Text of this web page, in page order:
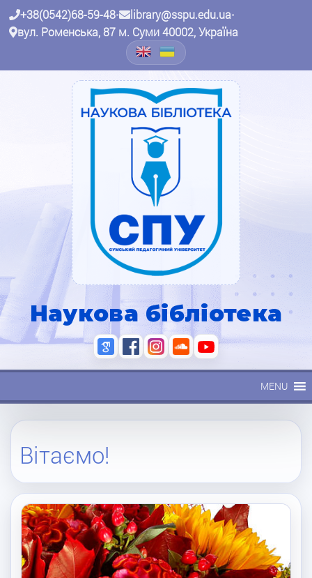
+38(0542)68-59-48• library@sspu.edu.ua•
вул. Роменська, 87 м. Суми 40002, Україна
Наукова бібліотека
MENU
Вітаємо!